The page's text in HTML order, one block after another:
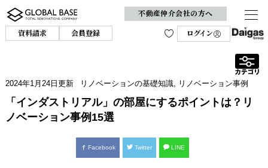
不動産仲介会社の方へ
資料請求
会員登録 ログイン
2024年1月24日更新 リノベーションの基礎知識, リノベーション事例
「インダストリアル」の部屋にするポイントは？リ
ノベーション事例15選
Facebook Twitter LINE